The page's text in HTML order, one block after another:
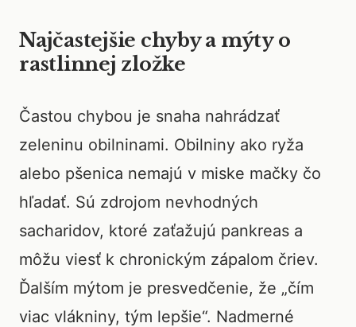
Najčastejšie chyby a mýty o
rastlinnej zložke
Častou chybou je snaha nahrádzať
zeleninu obilninami. Obilniny ako ryža
alebo pšenica nemajú v miske mačky čo
hľadať. Sú zdrojom nevhodných
sacharidov, ktoré zaťažujú pankreas a
môžu viesť k chronickým zápalom čriev.
Ďalším mýtom je presvedčenie, že „čím
viac vlákniny, tým lepšie“. Nadmerné